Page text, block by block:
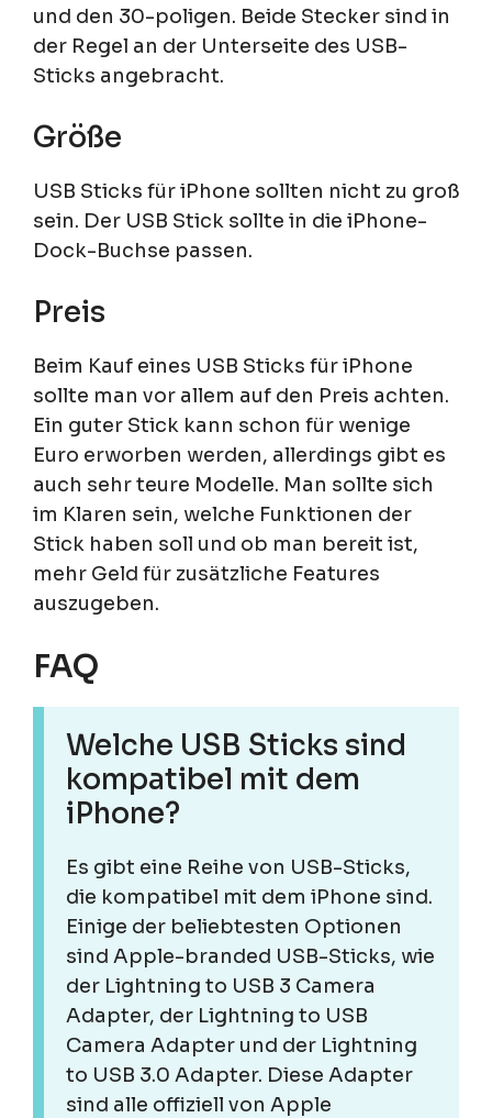
und den 30-poligen. Beide Stecker sind in
der Regel an der Unterseite des USB-
Sticks angebracht.
Größe
USB Sticks für iPhone sollten nicht zu groß
sein. Der USB Stick sollte in die iPhone-
Dock-Buchse passen.
Preis
Beim Kauf eines USB Sticks für iPhone
sollte man vor allem auf den Preis achten.
Ein guter Stick kann schon für wenige
Euro erworben werden, allerdings gibt es
auch sehr teure Modelle. Man sollte sich
im Klaren sein, welche Funktionen der
Stick haben soll und ob man bereit ist,
mehr Geld für zusätzliche Features
auszugeben.
FAQ
Welche USB Sticks sind
kompatibel mit dem
iPhone?
Es gibt eine Reihe von USB-Sticks,
die kompatibel mit dem iPhone sind.
Einige der beliebtesten Optionen
sind Apple-branded USB-Sticks, wie
der Lightning to USB 3 Camera
Adapter, der Lightning to USB
Camera Adapter und der Lightning
to USB 3.0 Adapter. Diese Adapter
sind alle offiziell von Apple